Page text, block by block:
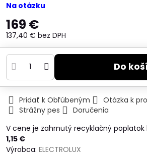
Na otázku
169 €
137,40 € bez DPH
Do
Pridať k Obľúbeným
Otázka k
Strážny pes
Doručenia
V cene je zahrnutý recyklačný poplatok
1,15 €
Výrobca: ELECTROLUX